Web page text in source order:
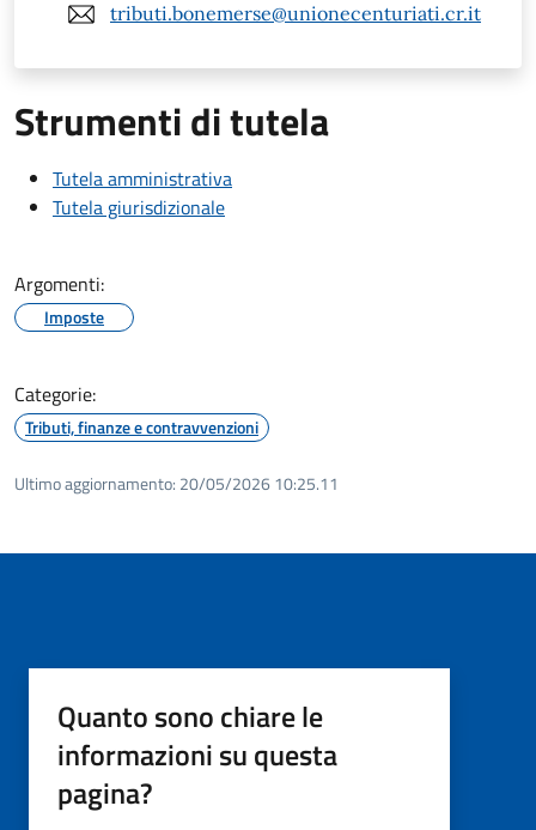
tributi.bonemerse@unionecenturiati.cr.it
Strumenti di tutela
Tutela amministrativa
Tutela giurisdizionale
Argomenti:
Imposte
Categorie:
Tributi, finanze e contravvenzioni
Ultimo aggiornamento: 20/05/2026 10:25.11
Quanto sono chiare le
informazioni su questa
pagina?